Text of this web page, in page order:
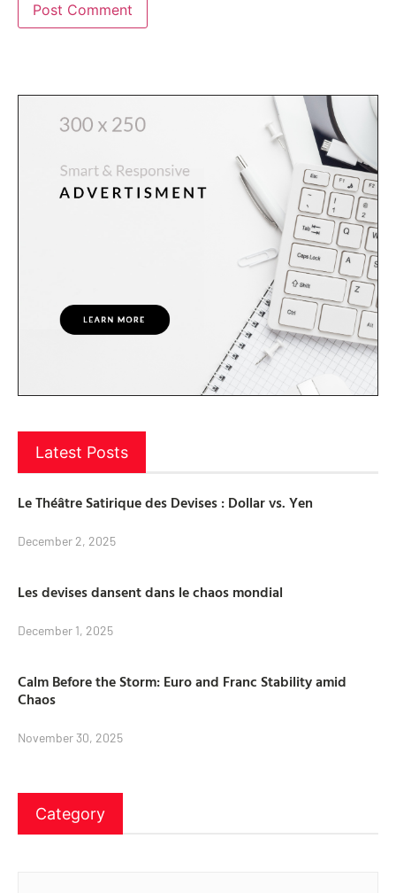
Latest Posts
Le Théâtre Satirique des Devises : Dollar vs. Yen
December 2, 2025
Les devises dansent dans le chaos mondial
December 1, 2025
Calm Before the Storm: Euro and Franc Stability amid
Chaos
November 30, 2025
Category